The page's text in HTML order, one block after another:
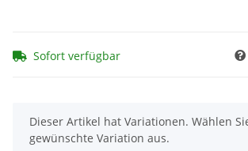
Sofort verfügbar
x
Dieser Artikel hat Variationen. Wählen
gewünschte Variation aus.